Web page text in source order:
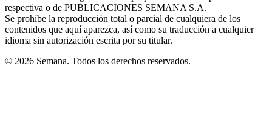
window
respectiva o de PUBLICACIONES SEMANA S.A.
Se prohíbe la reproducción total o parcial de cualquiera de los
contenidos que aquí aparezca, así como su traducción a cualquier
idioma sin autorización escrita por su titular.
© 2026 Semana. Todos los derechos reservados.